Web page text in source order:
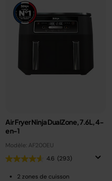
Air Fryer Ninja DualZone, 7.6L, 4-
en-1
Modèle: AF200EU
4.6 (293)
2 zones de cuisson